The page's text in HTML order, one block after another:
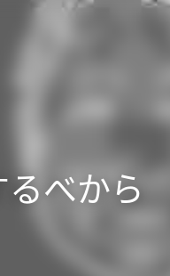
るべから